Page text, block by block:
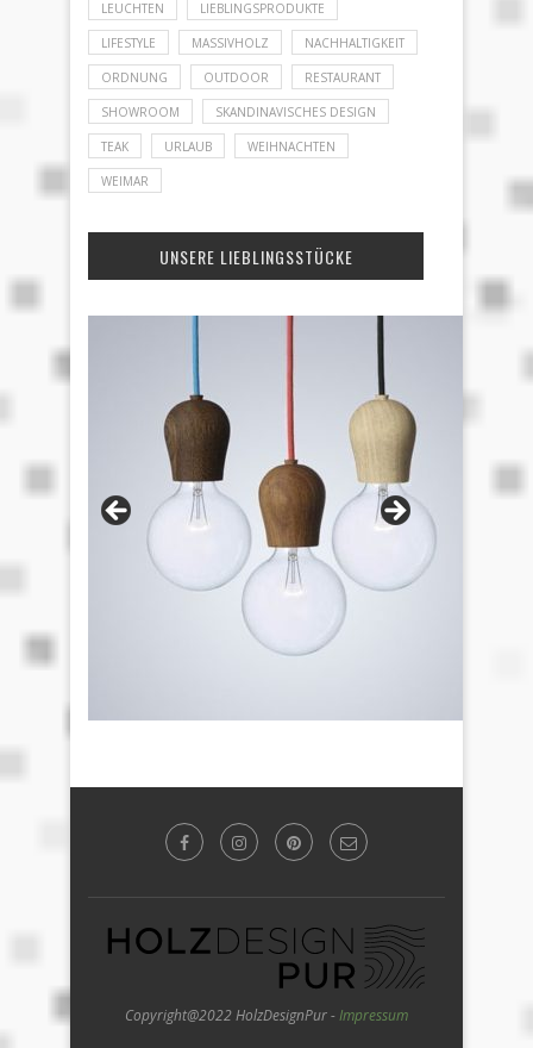
LEUCHTEN LIEBLINGSPRODUKTE
LIFESTYLE MASSIVHOLZ NACHHALTIGKEIT
ORDNUNG OUTDOOR RESTAURANT
SHOWROOM SKANDINAVISCHES DESIGN
TEAK URLAUB WEIHNACHTEN
WEIMAR
UNSERE LIEBLINGSSTÜCKE
Copyright@2022 HolzDesignPur - Impressum